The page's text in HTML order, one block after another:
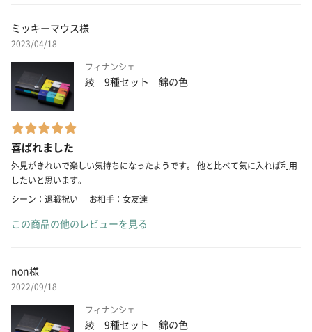
ミッキーマウス様
2023/04/18
フィナンシェ
綾 9種セット 錦の色
喜ばれました
外見がきれいで楽しい気持ちになったようです。 他と比べて気に入れば利用
したいと思います。
シーン：退職祝い
お相手：女友達
この商品の他のレビューを見る
non様
2022/09/18
フィナンシェ
綾 9種セット 錦の色